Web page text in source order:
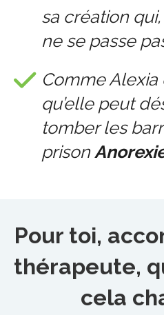
sa création
ne se passe
Comme Alexia
qu’elle peut
tomber les
prison
Pour toi,
thérapeute,
cela